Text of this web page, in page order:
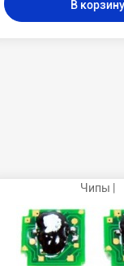
В корзину
Чипы |